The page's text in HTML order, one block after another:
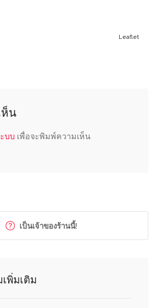
Leaflet
ห็น
บบ เพื่อจะพิมพ์ความเห็น
เป็นเจ้าของร้านนี้!
พิ่มเติม